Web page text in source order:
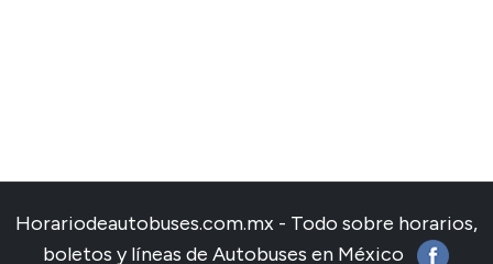
Horariodeautobuses.com.mx - Todo sobre horarios,
boletos y líneas de Autobuses en México